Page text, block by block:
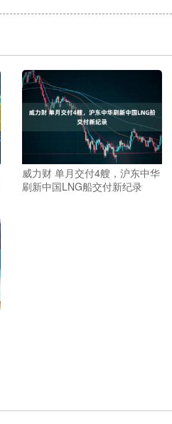
威力财 单月交付4艘，沪东中华
刷新中国LNG船交付新纪录